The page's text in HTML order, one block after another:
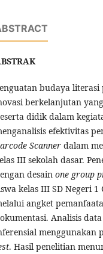
budaya
berkelanjutan
didik dalam
efektivitas
Scanner dalam
III sekolah dasar.
desain one group
kelas III SD Negeri
angket
Analisis
menggunakan
. Hasil penelitian